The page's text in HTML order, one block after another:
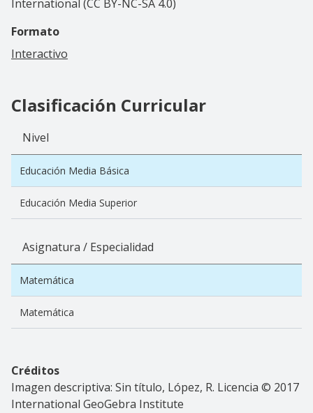
International (CC BY-NC-SA 4.0)
Formato
Interactivo
Clasificación Curricular
Nivel
Educación Media Básica
Educación Media Superior
Asignatura / Especialidad
Matemática
Matemática
Créditos
Imagen descriptiva: Sin título, López, R. Licencia © 2017
International GeoGebra Institute